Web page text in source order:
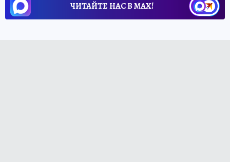
ЧИТАЙТЕ НАС В МАХ!